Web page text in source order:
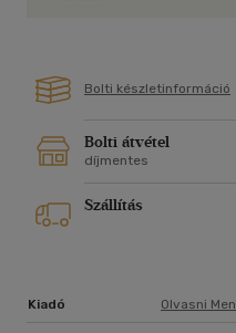
Bolti készletinformáció
Bolti átvétel
díjmentes
Szállítás
Kiadó Olvasni